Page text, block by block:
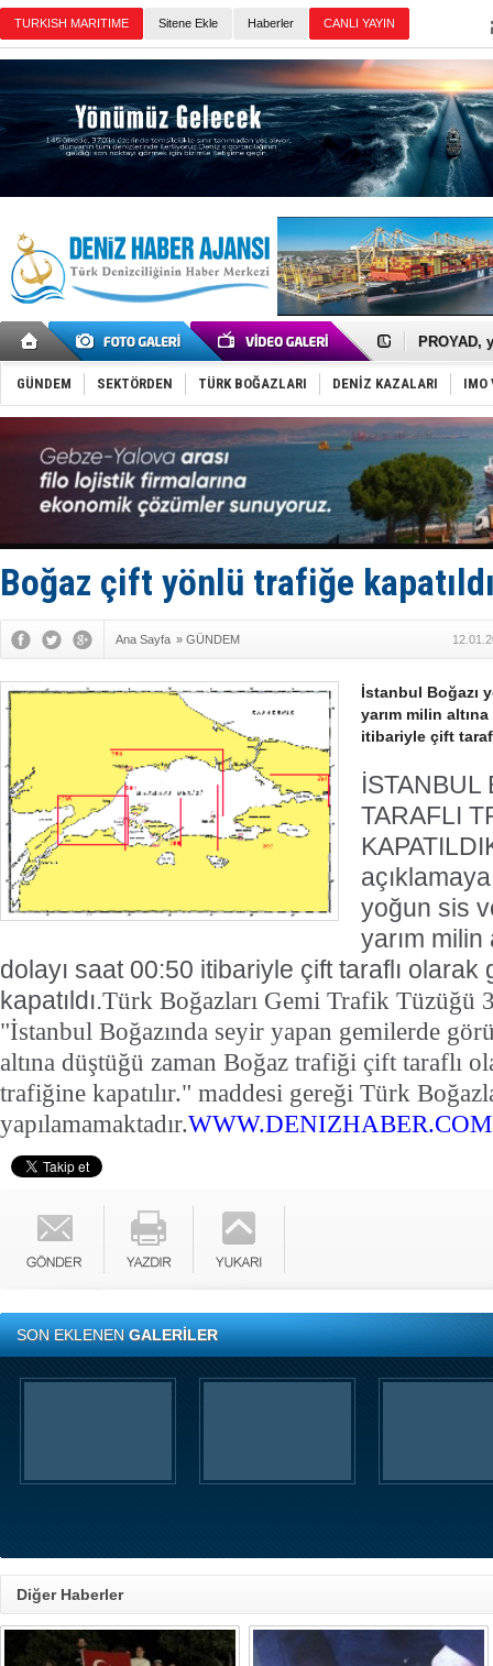
TURKISH MARITIME Sitene Ekle Haberler CANLI YAYIN
İTU AUV,
PROYAD,
Türkiye-
Türk
Deniz
DÖDER,
Fairline,
Baltık
Runit
Limana
Türk
Hüseyin
Med
GÜNDEM SEKTÖRDEN TÜRK BOĞAZLARI DENİZ KAZALARI IMO
Boğaz çift yönlü trafiğe
Ana Sayfa » GÜNDEM
İstanbul Boğazı
yarım milin
itibariyle çift
İSTANBUL
TARAFLI
KAPATILDI
yoğun sis
yarım
dolayı saat 00:50 itibariyle çift taraflı olarak
kapatıldı.Türk Boğazları Gemi Trafik Tüzüğü
"İstanbul Boğazında seyir yapan gemilerde
altına düştüğü zaman Boğaz trafiği çift taraflı
trafiğine kapatılır." maddesi gereği Türk
yapılamamaktadır.WWW.DENIZHABER.COM
SON EKLENENGALERİLER
Diğer Haberler